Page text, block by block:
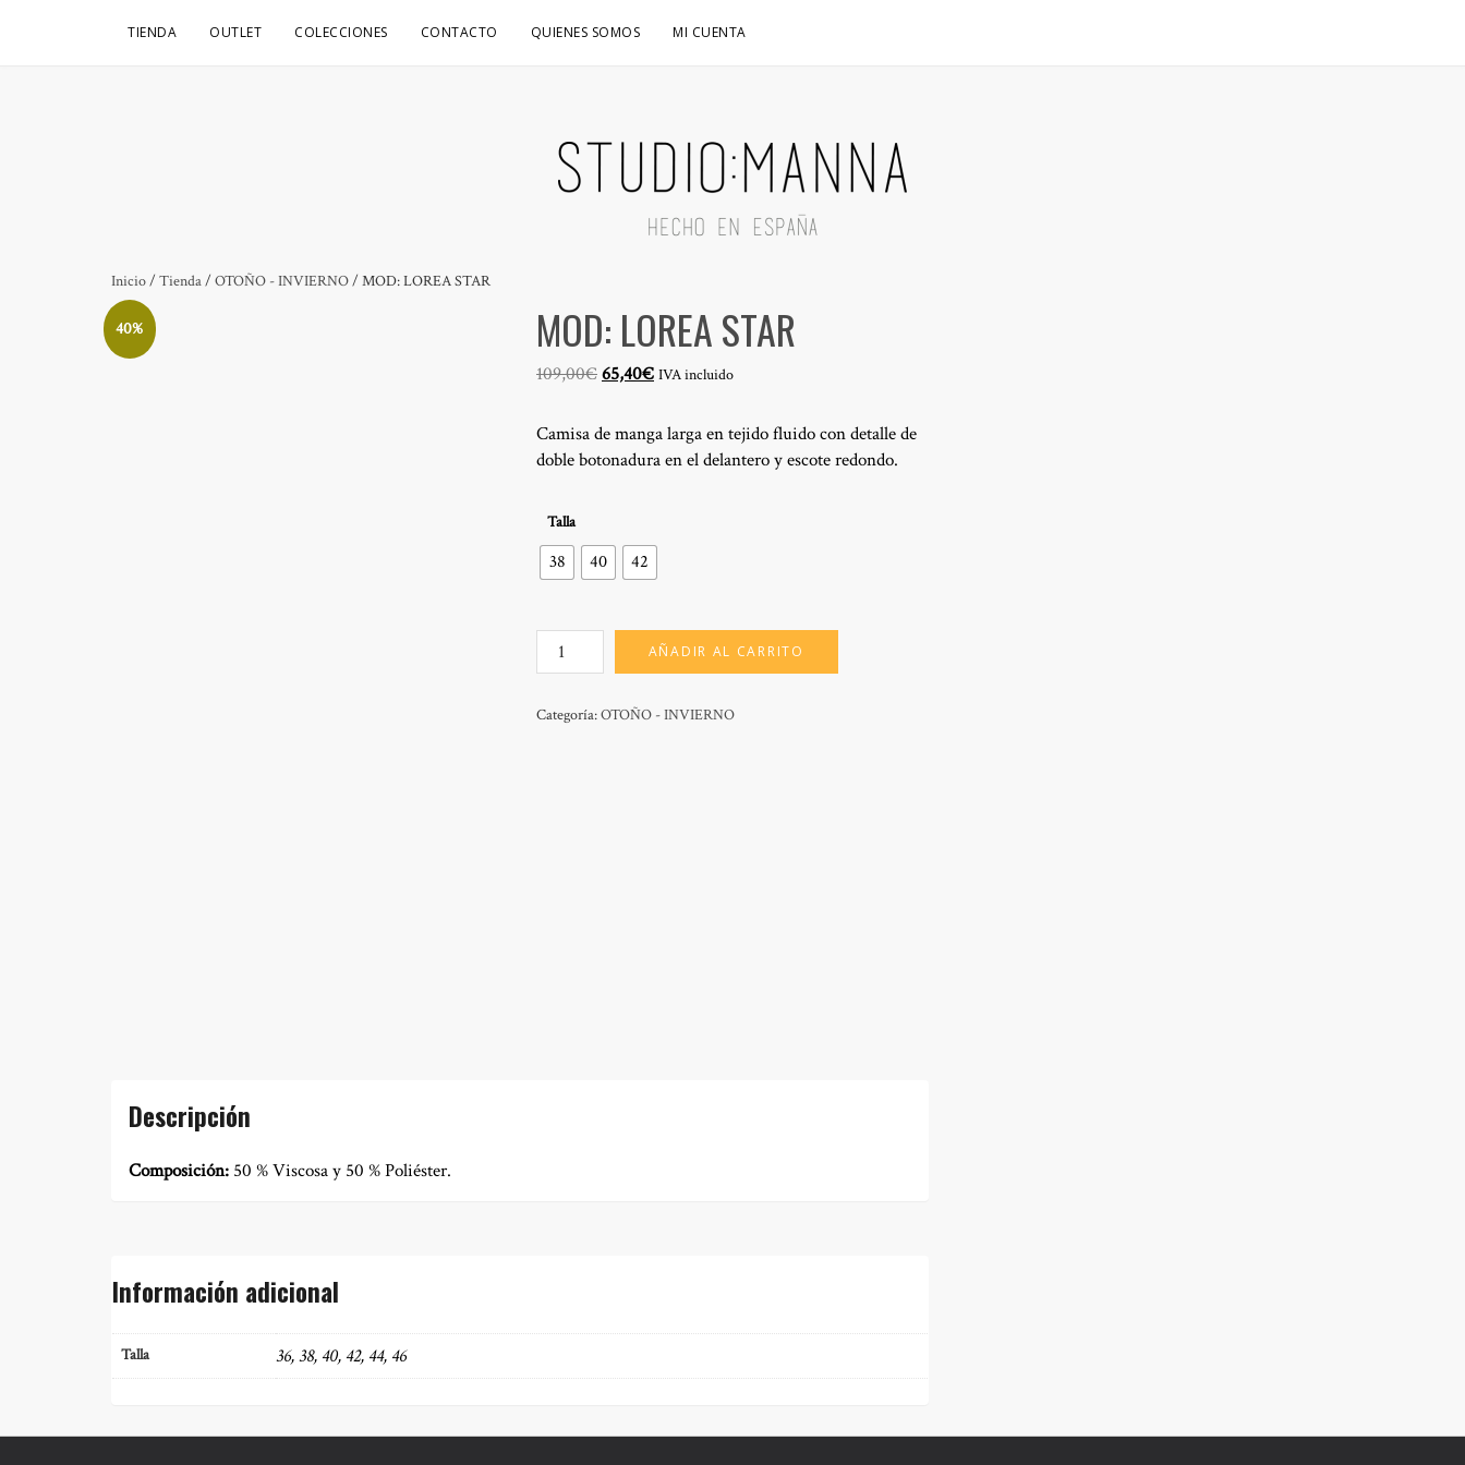
TIENDA OUTLET COLECCIONES CONTACTO QUIENES SOMOS MI CUENTA
Inicio/ Tienda/ OTOÑO - INVIERNO/ MOD: LOREA STAR
40% MOD: LOREA STAR
109,00€El
original
era:
65,40€El
actual
es:
IVA incluido
Camisa de manga larga en tejido fluido con detalle de
doble botonadura en el delantero y escote redondo.
Talla
38 40 42
LOREA
cantidad
AÑADIR AL CARRITO
Categoría:OTOÑO - INVIERNO
Descripción
Composición: 50 % Viscosa y 50 % Poliéster.
Información adicional
Talla 36, 38, 40, 42, 44, 46